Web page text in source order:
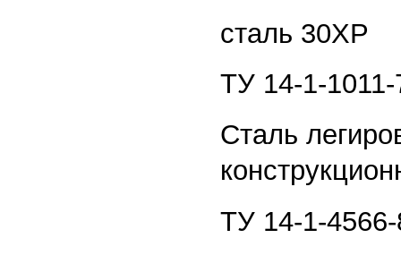
сталь 30ХР
ТУ 14-1-1011-
Сталь
ТУ 14-1-